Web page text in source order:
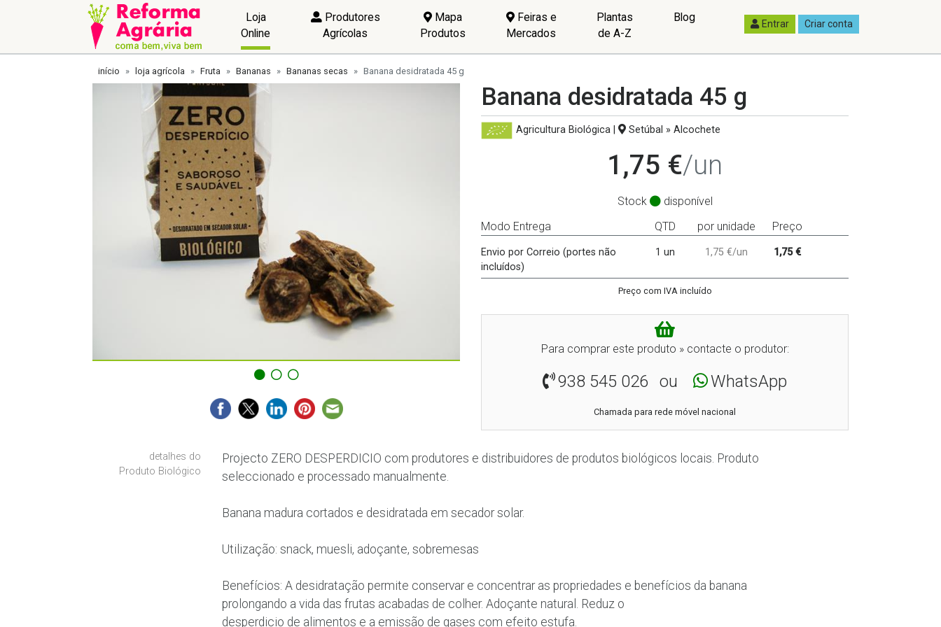
Loja
Online
Produtores
Agrícolas
Mapa
Produtos
Feiras e
Mercados
Plantas
de A-Z
Blog Entrar Criar conta
início loja agrícola Fruta Bananas Bananas secas Banana desidratada 45 g
Banana desidratada 45 g
Agricultura Biológica| Setúbal » Alcochete
1,75 €/un
Stock
disponível
Modo Entrega
QTD por unidade Preço
Envio por Correio (portes não
incluídos)
1 un 1,75 €/un 1,75 €
Preço com IVA incluído
Para comprar este produto » contacte o produtor:
938 545 026 ou WhatsApp
Chamada para rede móvel nacional
detalhes do
Produto Biológico
Projecto ZERO DESPERDICIO com produtores e distribuidores de produtos biológicos locais. Produto
seleccionado e processado manualmente.
Banana madura cortados e desidratada em secador solar.
Utilização: snack, muesli, adoçante, sobremesas
Benefícios: A desidratação permite conservar e concentrar as propriedades e benefícios da banana
prolongando a vida das frutas acabadas de colher. Adoçante natural. Reduz o
desperdicio de alimentos e a emissão de gases com efeito estufa.